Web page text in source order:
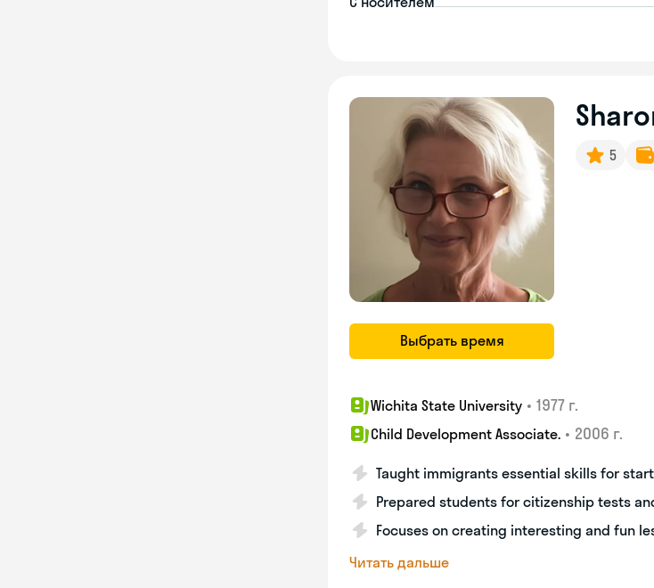
Выбрать время
5
Wichita State University • 1977 г.
Child Development Associate. • 2006 г.
Taught immigrants essential skills for
Prepared students for citizenship tests
Focuses on creating interesting and fun
Читать дальше